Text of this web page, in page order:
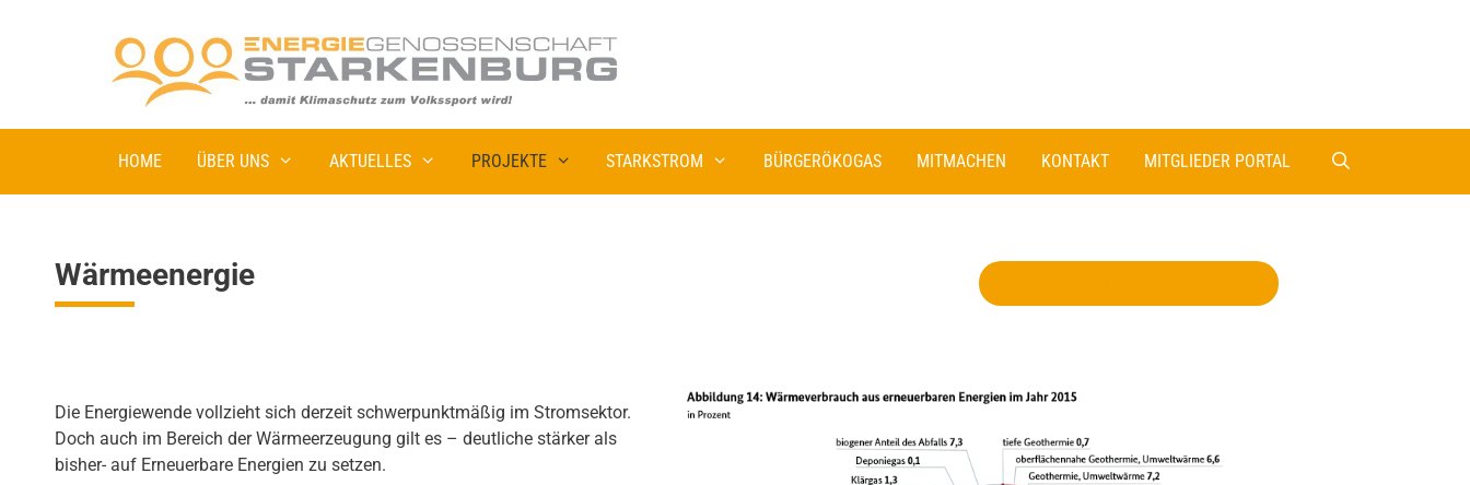
HOME ÜBER UNS AKTUELLES PROJEKTE STARKSTROM BÜRGERÖKOGAS MITMACHEN KONTAKT MITGLIEDER PORTAL
Wärmeenergie
Die Energiewende vollzieht sich derzeit schwerpunktmäßig im Stromsektor.
Doch auch im Bereich der Wärmeerzeugung gilt es – deutliche stärker als
bisher- auf Erneuerbare Energien zu setzen.